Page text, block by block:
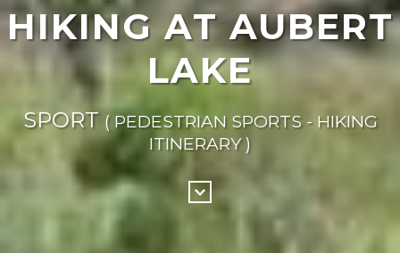
HIKING AT AUBERT
LAKE
SPORT ( PEDESTRIAN SPORTS - HIKING
ITINERARY )